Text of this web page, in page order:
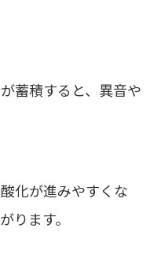
蓄積すると、異音や
化が進みやすくな
ります。